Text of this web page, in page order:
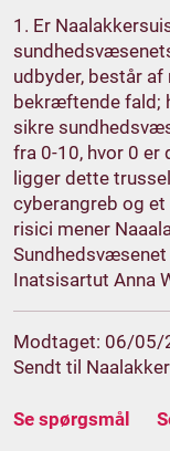
1. Er
udbyder, består af
bekræftende fald;
sikre
fra 0-10, hvor 0 er
ligger dette
cyberangreb og
risici mener
Inatsisartut Anna
Modtaget: 06/05/
Sendt til
Se spørgsmål